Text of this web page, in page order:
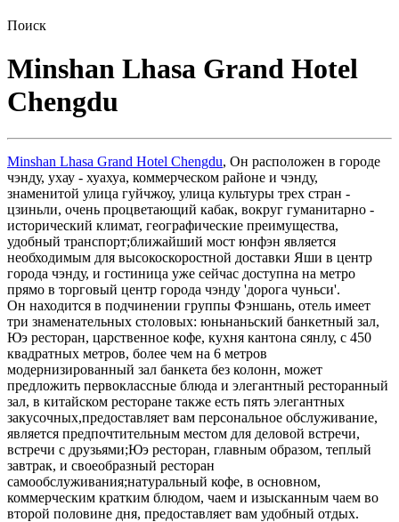
Поиск
Minshan Lhasa Grand Hotel
Chengdu
Minshan Lhasa Grand Hotel Chengdu, Он расположен в городе
чэнду, ухау - хуахуа, коммерческом районе и чэнду,
знаменитой улица гуйчжоу, улица культуры трех стран -
цзиньли, очень процветающий кабак, вокруг гуманитарно -
исторический климат, географические преимущества,
удобный транспорт;ближайший мост юнфэн является
необходимым для высокоскоростной доставки Яши в центр
города чэнду, и гостиница уже сейчас доступна на метро
прямо в торговый центр города чэнду 'дорога чуньси'.
Он находится в подчинении группы Фэншань, отель имеет
три знаменательных столовых: юньнаньский банкетный зал,
Юэ ресторан, царственное кофе, кухня кантона сянлу, с 450
квадратных метров, более чем на 6 метров
модернизированный зал банкета без колонн, может
предложить первоклассные блюда и элегантный ресторанный
зал, в китайском ресторане также есть пять элегантных
закусочных,предоставляет вам персональное обслуживание,
является предпочтительным местом для деловой встречи,
встречи с друзьями;Юэ ресторан, главным образом, теплый
завтрак, и своеобразный ресторан
самообслуживания;натуральный кофе, в основном,
коммерческим кратким блюдом, чаем и изысканным чаем во
второй половине дня, предоставляет вам удобный отдых.